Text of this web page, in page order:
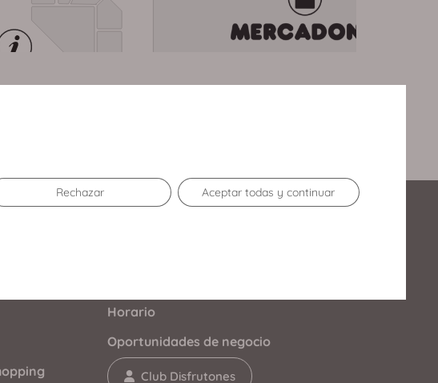
Horario
Oportunidades de negocio
Club Disfrutones
Aceptar todas y continuar
Rechazar